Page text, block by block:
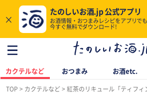
×
たのしいお酒.jp 公式アプリ
お酒情報・おつまみレシピをアプリで
今すぐ無料でダウンロード!
カクテルなど おつまみ お酒etc.
TOP カクテルなど 紅茶のリキュール「ティフィン」とは？香りと味